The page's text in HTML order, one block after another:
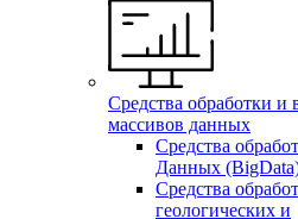
Средства обработки и
массивов данных
Средства
Данных
Средства
геологических и